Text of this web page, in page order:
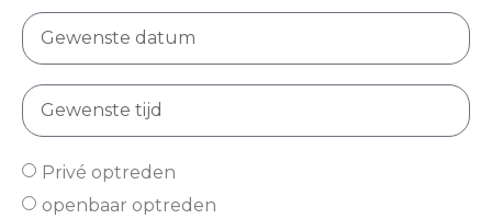
Privé optreden
openbaar optreden